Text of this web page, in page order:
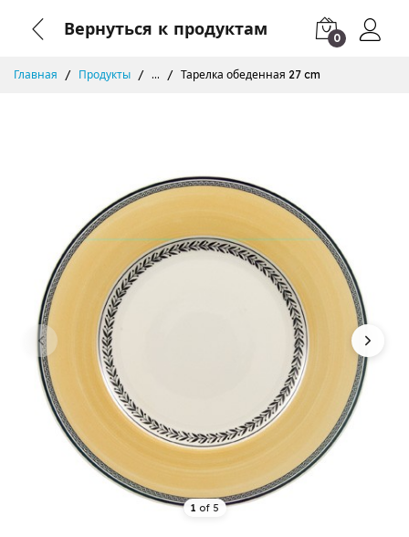
Вернуться к продуктам 0
Главная Продукты ... Тарелка обеденная 27 cm
1 of 5